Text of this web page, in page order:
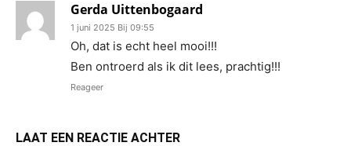
Gerda Uittenbogaard
1 juni 2025 Bij 09:55
Oh, dat is echt heel mooi!!!
Ben ontroerd als ik dit lees, prachtig!!!
Reageer
LAAT EEN REACTIE ACHTER